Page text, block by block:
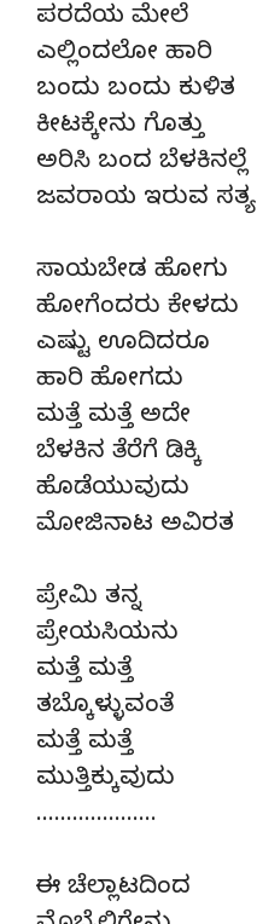
ಪರದೆಯ ಮೇಲೆ
ಎಲ್ಲಿಂದಲೋ ಹಾರಿ
ಬಂದು ಬಂದು ಕುಳಿತ
ಕೀಟಕ್ಕೇನು ಗೊತ್ತು
ಅರಿಸಿ ಬಂದ ಬೆಳಕಿನಲ್ಲೆ
ಜವರಾಯ ಇರುವ ಸತ್ಯ
ಸಾಯಬೇಡ ಹೋಗು
ಹೋಗೆಂದರು ಕೇಳದು
ಎಷ್ಟು ಊದಿದರೂ
ಹಾರಿ ಹೋಗದು
ಮತ್ತೆ ಮತ್ತೆ ಅದೇ
ಬೆಳಕಿನ ತೆರೆಗೆ ಡಿಕ್ಕಿ
ಹೊಡೆಯುವುದು
ಮೋಜಿನಾಟ ಅವಿರತ
ಪ್ರೇಮಿ ತನ್ನ
ಪ್ರೇಯಸಿಯನು
ಮತ್ತೆ ಮತ್ತೆ
ತಬ್ಕೊಳ್ಳುವಂತೆ
ಮತ್ತೆ ಮತ್ತೆ
ಮುತ್ತಿಕ್ಕುವುದು
………………..
ಈ ಚೆಲ್ಲಾಟದಿಂದ